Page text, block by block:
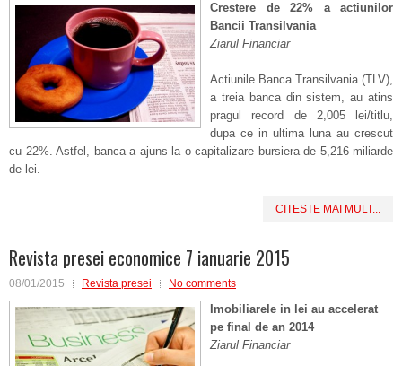
Crestere de 22% a actiunilor
Bancii Transilvania
Ziarul Financiar
Actiunile Banca Transilvania (TLV),
a treia banca din sistem, au atins
pragul record de 2,005 lei/titlu,
dupa ce in ultima luna au crescut
cu 22%. Astfel, banca a ajuns la o capitalizare bursiera de 5,216 miliarde
de lei.
CITESTE MAI MULT...
Revista presei economice 7 ianuarie 2015
08/01/2015 Revista presei No comments
Imobiliarele in lei au accelerat
pe final de an 2014
Ziarul Financiar